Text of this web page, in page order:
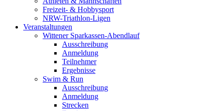
Freizeit- & Hobbysport
NRW-Triathlon-Ligen
Veranstaltungen
Wittener Sparkassen-Abendlauf
Ausschreibung
Anmeldung
Teilnehmer
Ergebnisse
Swim & Run
Ausschreibung
Anmeldung
Strecken